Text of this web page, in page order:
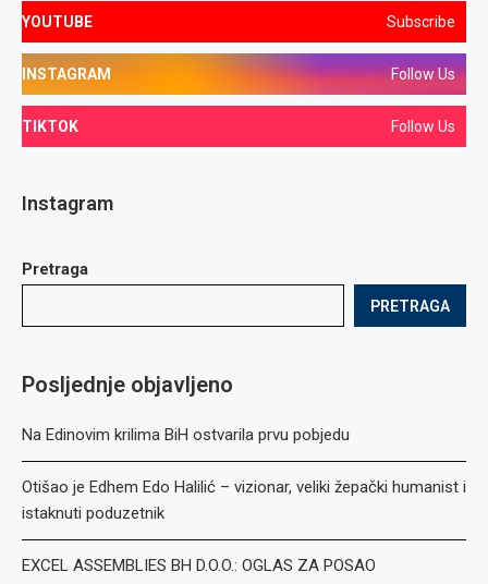
YOUTUBE Subscribe
INSTAGRAM Follow Us
TIKTOK Follow Us
Instagram
Pretraga
PRETRAGA
Posljednje objavljeno
Na Edinovim krilima BiH ostvarila prvu pobjedu
Otišao je Edhem Edo Halilić – vizionar, veliki žepački humanist i
istaknuti poduzetnik
EXCEL ASSEMBLIES BH D.O.O.: OGLAS ZA POSAO